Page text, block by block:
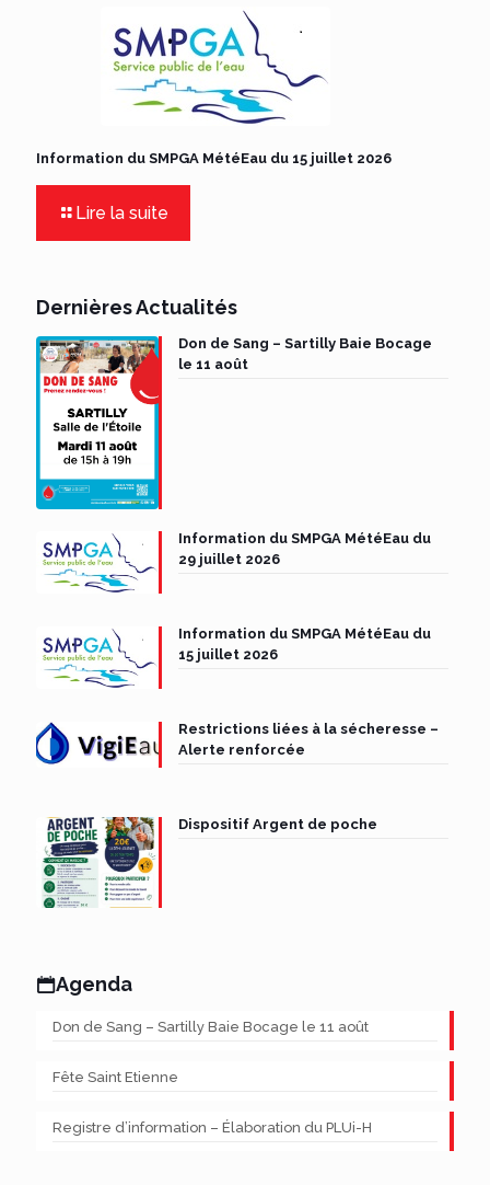
Information du SMPGA MétéEau du 15 juillet 2026
Lire la suite
Dernières Actualités
Don de Sang – Sartilly Baie Bocage
le 11 août
Information du SMPGA MétéEau du
29 juillet 2026
Information du SMPGA MétéEau du
15 juillet 2026
Restrictions liées à la sécheresse –
Alerte renforcée
Dispositif Argent de poche
Agenda
Don de Sang – Sartilly Baie Bocage le 11 août
Fête Saint Etienne
Registre d’information – Élaboration du PLUi-H